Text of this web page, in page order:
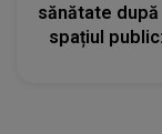
sănătate
spațiul